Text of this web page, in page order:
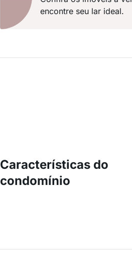
encontre seu lar ideal.
Características do
condomínio